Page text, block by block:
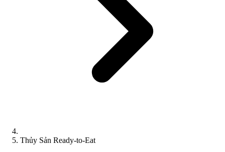
Thủy Sản Ready-to-Eat